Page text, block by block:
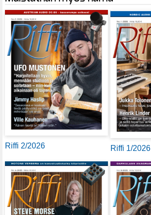
Riffi 2/2026 Riffi 1/2026